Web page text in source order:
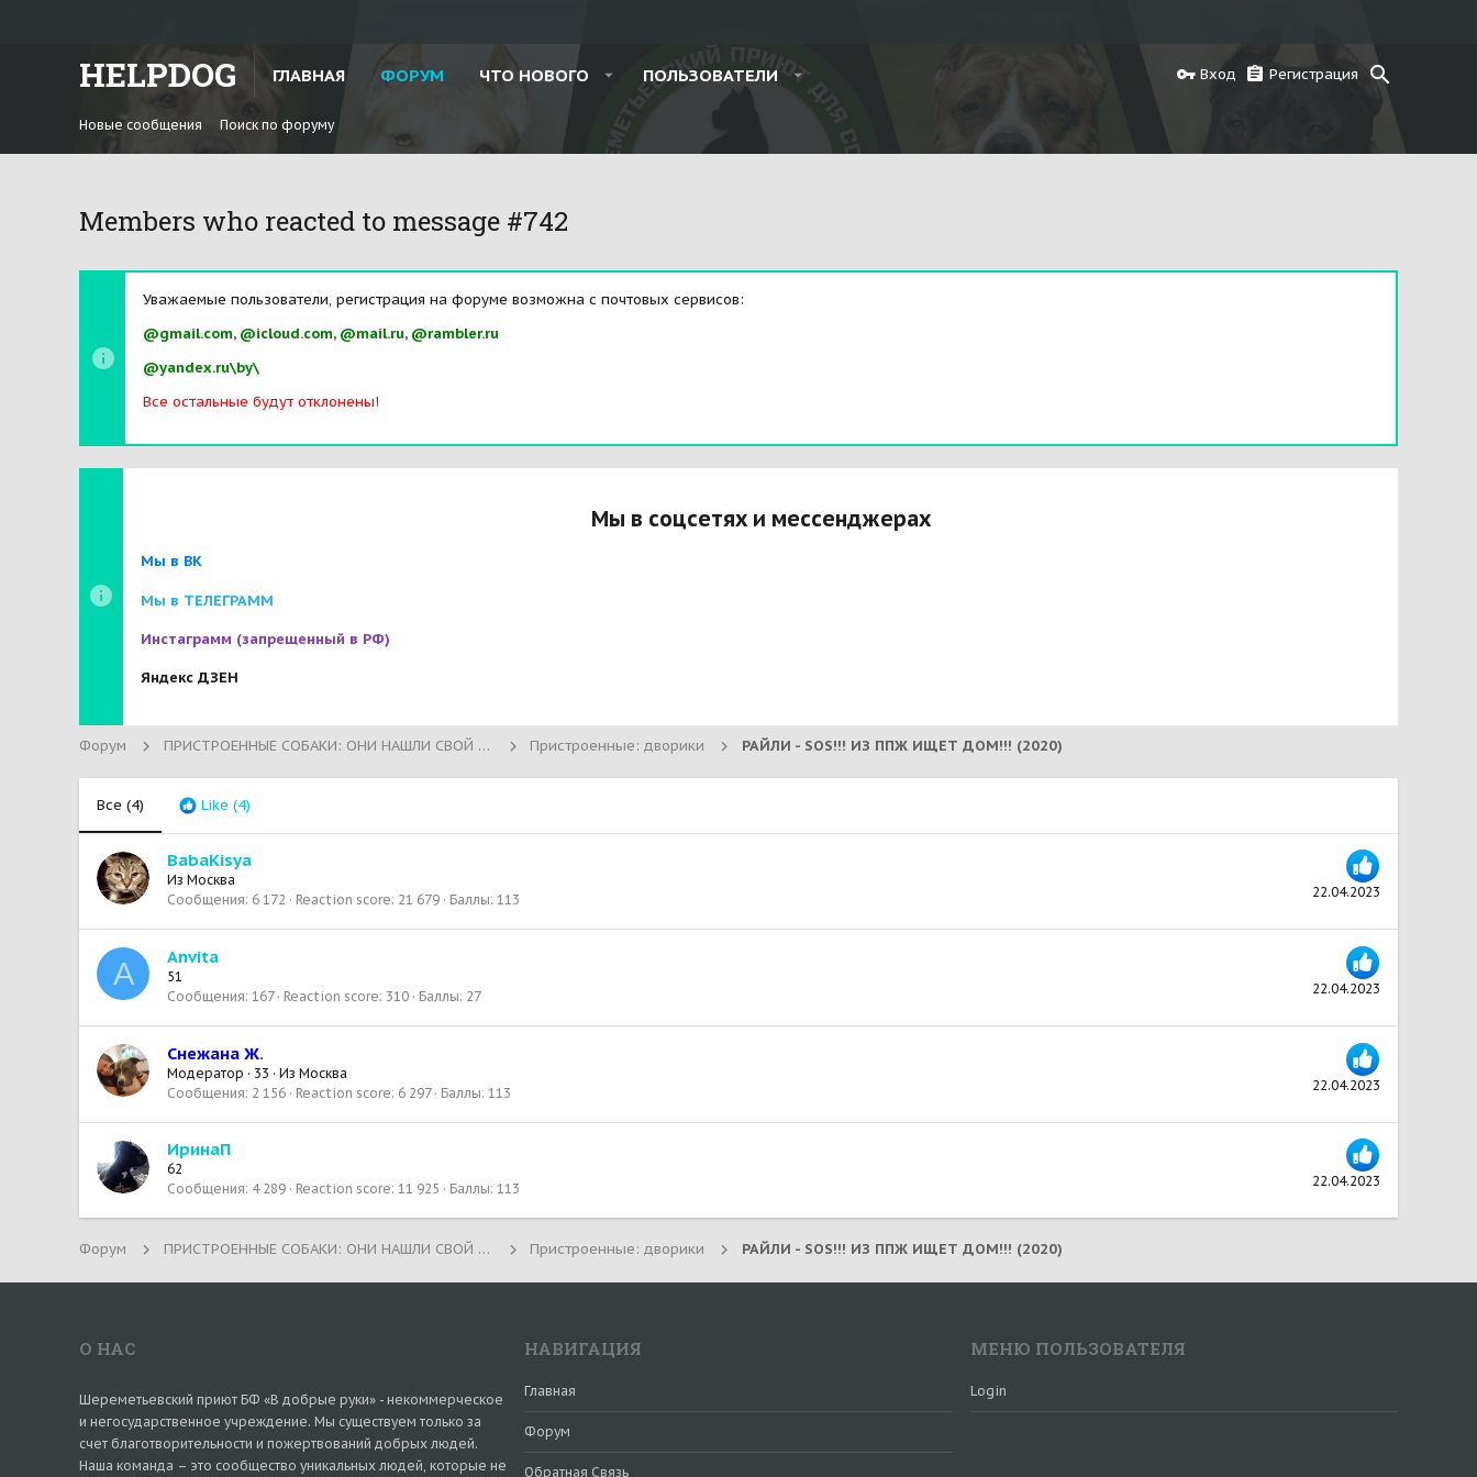
HELPDOG ГЛАВНАЯ ФОРУМ ЧТО НОВОГО ПОЛЬЗОВАТЕЛИ Вход Регистрация
Новые сообщения Поиск по форуму
Members who reacted to message #742
Уважаемые пользователи, регистрация на форуме возможна с почтовых сервисов:
@gmail.com, @icloud.com, @mail.ru, @rambler.ru
@yandex.ru\by\
Все остальные будут отклонены!
Мы в соцсетях и мессенджерах
Мы в ВК
Мы в ТЕЛЕГРАММ
Инстаграмм (запрещенный в РФ)
Яндекс ДЗЕН
Форум ПРИСТРОЕННЫЕ СОБАКИ: ОНИ НАШЛИ СВОЙ ДОМ! Пристроенные: дворики РАЙЛИ - SOS!!! ИЗ ППЖ ИЩЕТ ДОМ!!! (2020)
Все (4) Like (4)
22.04.2023
BabaKisya
Из Москва
Сообщения 6 172 Reaction score 21 679 Баллы 113
A 22.04.2023
Anvita
51
Сообщения 167 Reaction score 310 Баллы 27
22.04.2023
Снежана Ж.
Модератор · 33 · Из Москва
Сообщения 2 156 Reaction score 6 297 Баллы 113
22.04.2023
ИринаП
62
Сообщения 4 289 Reaction score 11 925 Баллы 113
Форум ПРИСТРОЕННЫЕ СОБАКИ: ОНИ НАШЛИ СВОЙ ДОМ! Пристроенные: дворики РАЙЛИ - SOS!!! ИЗ ППЖ ИЩЕТ ДОМ!!! (2020)
О НАС
Шереметьевский приют БФ «В добрые руки» - некоммерческое
и негосударственное учреждение. Мы существуем только за
счет благотворительности и пожертвований добрых людей.
Наша команда – это сообщество уникальных людей, которые не
НАВИГАЦИЯ
Главная
Форум
Обратная Связь
МЕНЮ ПОЛЬЗОВАТЕЛЯ
Login